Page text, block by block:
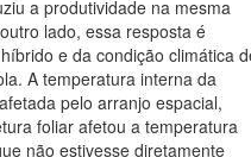
a produtividade na mesma
lado, essa resposta é
e da condição climática
A temperatura interna da
pelo arranjo espacial,
foliar afetou a temperatura
não estivesse diretamente